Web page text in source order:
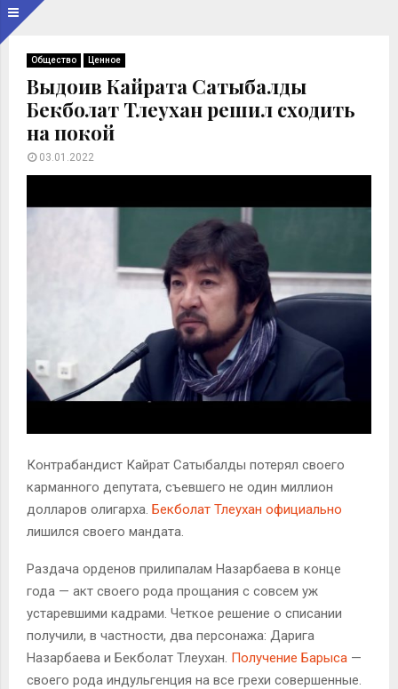
Общество Ценное
Выдоив Кайрата Сатыбалды
Бекболат Тлеухан решил сходить
на покой
03.01.2022
Контрабандист Кайрат Сатыбалды потерял своего
карманного депутата, съевшего не один миллион
долларов олигарха. Бекболат Тлеухан официально
лишился своего мандата.
Раздача орденов прилипалам Назарбаева в конце
года — акт своего рода прощания с совсем уж
устаревшими кадрами. Четкое решение о списании
получили, в частности, два персонажа: Дарига
Назарбаева и Бекболат Тлеухан. Получение Барыса —
своего рода индульгенция на все грехи совершенные.